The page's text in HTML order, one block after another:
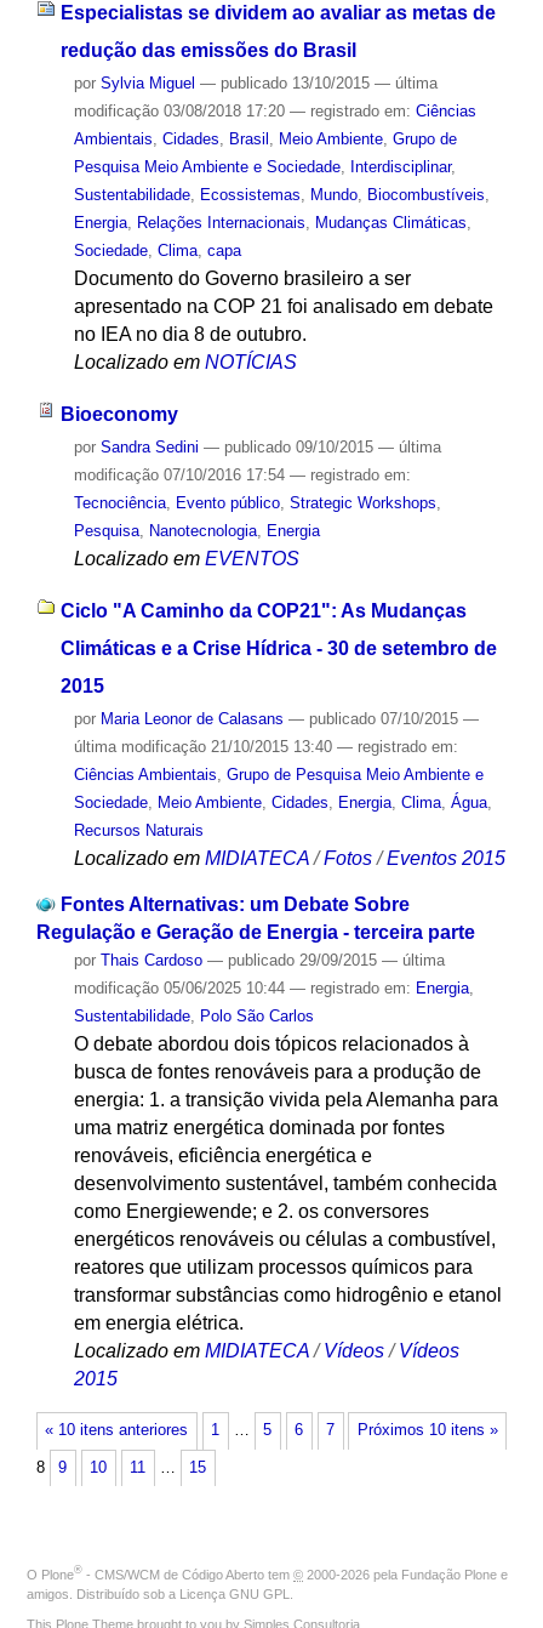
Especialistas se dividem ao avaliar as metas de
redução das emissões do Brasil
por Sylvia Miguel — publicado13/10/2015 — última
modificação03/08/2018 17:20 — registrado em: Ciências
Ambientais, Cidades, Brasil , Meio Ambiente, Grupo de
Pesquisa Meio Ambiente e Sociedade, Interdisciplinar,
Sustentabilidade, Ecossistemas, Mundo, Biocombustíveis,
Energia, Relações Internacionais, Mudanças Climáticas,
Sociedade, Clima, capa
Documento do Governo brasileiro a ser
apresentado na COP 21 foi analisado em debate
no IEA no dia 8 de outubro.
Localizado em NOTÍCIAS
Bioeconomy
por Sandra Sedini — publicado09/10/2015 — última
modificação07/10/2016 17:54 — registrado em:
Tecnociência, Evento público, Strategic Workshops
Pesquisa, Nanotecnologia, Energia
Localizado em EVENTOS
Ciclo "A Caminho da COP21": As Mudanças
Climáticas e a Crise Hídrica - 30 de setembro de
2015
por Maria Leonor de Calasans — publicado07/10/2015 —
última modificação21/10/2015 13:40 — registrado em:
Ciências Ambientais Grupo de Pesquisa Meio Ambiente e
Sociedade, Meio Ambiente, Cidades Energia, Clima, Água,
Recursos Naturais
Localizado em MIDIATECA /Fotos /Eventos 2015
Fontes Alternativas: um Debate Sobre
Regulação e Geração de Energia - terceira parte
por Thais Cardoso — publicado29/09/2015 — última
modificação05/06/2025 10:44 — registrado em: Energia,
Sustentabilidade, Polo São Carlos
O debate abordou dois tópicos relacionados à
busca de fontes renováveis para a produção de
energia: 1. a transição vivida pela Alemanha para
uma matriz energética dominada por fontes
renováveis, eficiência energética e
desenvolvimento sustentável, também conhecida
como Energiewende; e 2. os conversores
energéticos renováveis ou células a combustível,
reatores que utilizam processos químicos para
transformar substâncias como hidrogênio e etanol
em energia elétrica.
Localizado em MIDIATECA /Vídeos /Vídeos
2015
« 10 itens anteriores Próximos 10 itens »
1 … 5 6 7
8 9 10 11 … 15
O Plone® - CMS/WCM de Código Aberto tem © 2000-2026 pela Fundação Plone e
amigos. Distribuído sob a Licença GNU GPL
This Plone Theme brought to you by Simples Consultoria